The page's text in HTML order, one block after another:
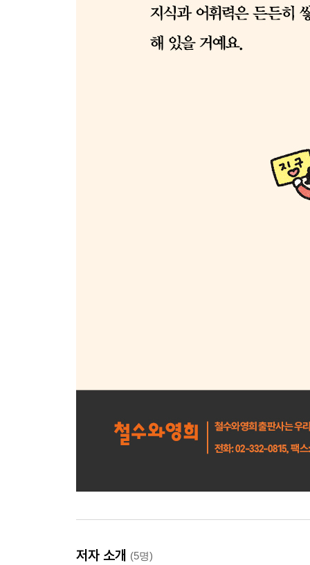
저자 소개 (5명)